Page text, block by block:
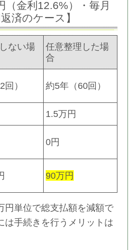
（金利12.6%）・毎月
済のケース】
ない場
任意整理した場
合
） 約5年（60回）
1.5万円
0円
90万円
円単位で総支払額を減額で
は手続きを行うメリットは